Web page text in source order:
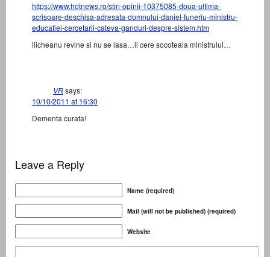
https://www.hotnews.ro/stiri-opinii-10375085-doua-ultima-
scrisoare-deschisa-adresata-domnului-daniel-funeriu-ministru-
educatiei-cercetarii-cateva-ganduri-despre-sistem.htm
liicheanu revine si nu se lasa…ii cere socoteala ministrului…
VRsays:
10/10/2011 at 16:30
Dementa curata!
Leave a Reply
Name (required)
Mail (will not be published) (required)
Website